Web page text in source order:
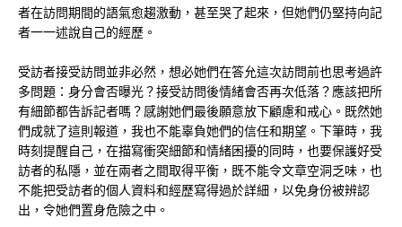
者在訪問期間的語氣愈趨激動，甚至哭了起來，但她們仍堅持向記
者一一述說自己的經歷。
受訪者接受訪問並非必然，想必她們在答允這次訪問前也思考過許
多問題：身分會否曝光？接受訪問後情緒會否再次低落？應該把所
有細節都告訴記者嗎？感謝她們最後願意放下顧慮和戒心。既然她
們成就了這則報道，我也不能辜負她們的信任和期望。下筆時，我
時刻提醒自己，在描寫衝突細節和情緒困擾的同時，也要保護好受
訪者的私隱，並在兩者之間取得平衡，既不能令文章空洞乏味，也
不能把受訪者的個人資料和經歷寫得過於詳細，以免身份被辨認
出，令她們置身危險之中。